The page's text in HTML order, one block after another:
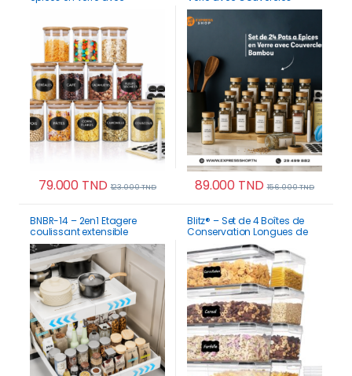
79.000 TND 123.000TND
Bambou Rangement
Hermétique
89.000 TND 156.000TND
BNBR-14 – 2en1 Etagere
coulissant extensible
ajustable acier inoxydable
rangement cuisine
Blitz® – Set de 4 Boîtes de
Conservation Longues de
Haute Qualité Alimentaire
Hermétiques Pour Cuisine